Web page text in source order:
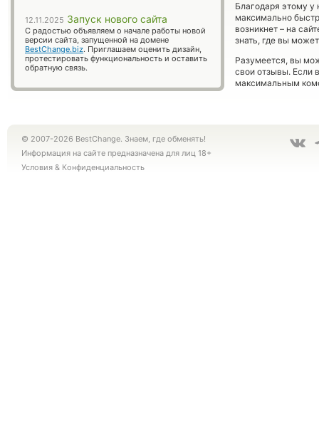
Благодаря этому у
максимально
возникнет – на
знать, где вы
Разумеется, вы
свои отзывы. Если
максимальным
12.11.2025 Запуск нового сайта
С радостью объявляем о начале работы новой
версии сайта, запущенной на домене
BestChange.biz. Приглашаем оценить дизайн,
протестировать функциональность и оставить
обратную связь.
© 2007-2026 BestChange. Знаем, где обменять!
Информация на сайте предназначена для лиц 18+
Условия & Конфиденциальность